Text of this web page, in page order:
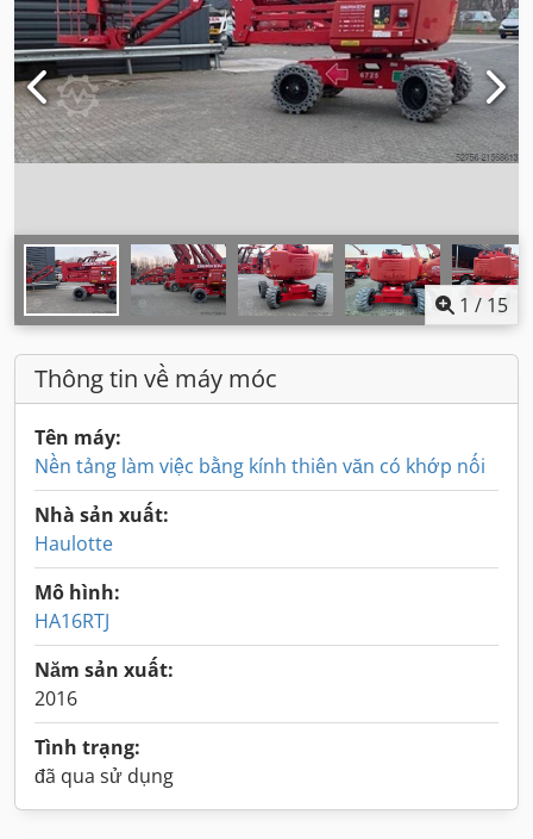
1 / 15
Thông tin về máy móc
Tên máy:
Nền tảng làm việc bằng kính thiên văn có khớp nối
Nhà sản xuất:
Haulotte
Mô hình:
HA16RTJ
Năm sản xuất:
2016
Tình trạng:
đã qua sử dụng